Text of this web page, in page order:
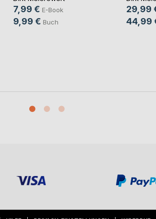
7,99 € E-Book
9,99 € Buch
29,99
44,99